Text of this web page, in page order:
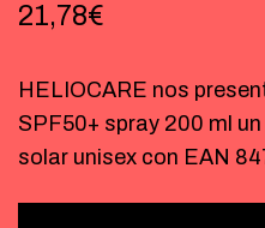
21,78€
HELIOCARE nos
SPF50+ spray 200 ml
solar unisex con EAN